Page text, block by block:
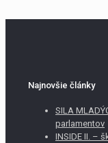
Najnovšie články
SILA
parlamentov
INSIDE II. –